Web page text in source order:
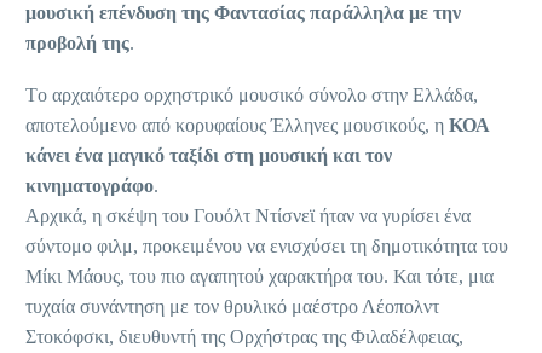
μουσική επένδυση της Φαντασίας παράλληλα με την
προβολή της.
Tο αρχαιότερο ορχηστρικό μουσικό σύνολο στην Ελλάδα,
αποτελούμενο από κορυφαίους Έλληνες μουσικούς, η ΚΟΑ
κάνει ένα μαγικό ταξίδι στη μουσική και τον
κινηματογράφο.
Αρχικά, η σκέψη του Γουόλτ Ντίσνεϊ ήταν να γυρίσει ένα
σύντομο φιλμ, προκειμένου να ενισχύσει τη δημοτικότητα του
Μίκι Μάους, του πιο αγαπητού χαρακτήρα του. Και τότε, μια
τυχαία συνάντηση με τον θρυλικό μαέστρο Λέοπολντ
Στοκόφσκι, διευθυντή της Ορχήστρας της Φιλαδέλφειας,